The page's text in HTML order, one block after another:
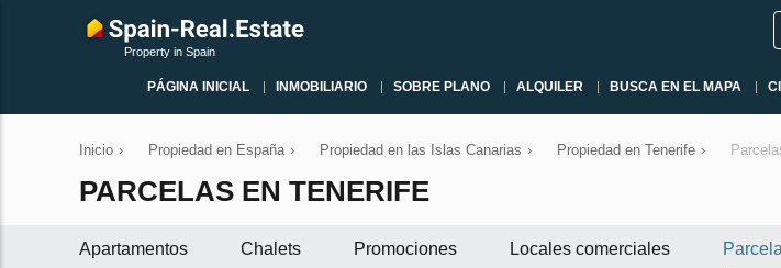
Property in Spain
PÁGINA INICIAL INMOBILIARIO SOBRE PLANO ALQUILER BUSCA EN EL MAPA
Inicio › Propiedad en España › Propiedad en las Islas Canarias › Propiedad en Tenerife ›
PARCELAS EN TENERIFE
Apartamentos Chalets Promociones Locales comerciales